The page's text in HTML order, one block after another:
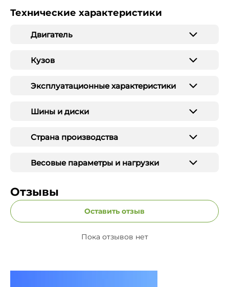
Технические характеристики
Двигатель
Кузов
Эксплуатационные характеристики
Шины и диски
Страна производства
Весовые параметры и нагрузки
Отзывы
Оставить отзыв
Пока отзывов нет